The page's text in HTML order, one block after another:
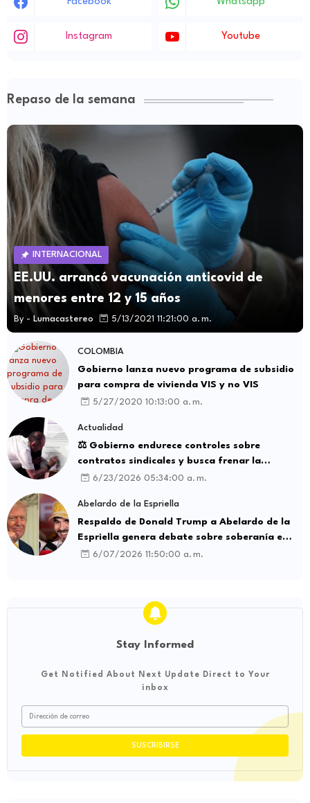
Instagram Youtube
Repaso de la semana
INTERNACIONAL
EE.UU. arrancó vacunación anticovid de
menores entre 12 y 15 años
By - Lumacastereo 5/13/2021 11:21:00 a. m.
COLOMBIA
Gobierno lanza nuevo programa de subsidio
para compra de vivienda VIS y no VIS
5/27/2020 10:13:00 a. m.
Actualidad
⚖️ Gobierno endurece controles sobre
contratos sindicales y busca frenar la
intermediación laboral ilegal
6/23/2026 05:34:00 a. m.
Abelardo de la Espriella
Respaldo de Donald Trump a Abelardo de la
Espriella genera debate sobre soberanía e
influencia internacional
6/07/2026 11:50:00 a. m.
Stay Informed
Get Notified About Next Update Direct to Your
inbox